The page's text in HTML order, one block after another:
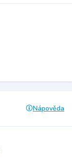
Nápověda